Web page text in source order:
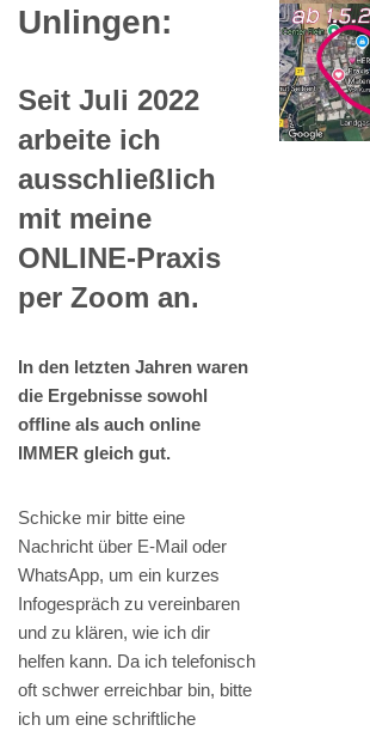
Unlingen:
Seit Juli 2022
arbeite ich
ausschließlich
mit meine
ONLINE-Praxis
per Zoom an.
In den letzten Jahren waren
die Ergebnisse sowohl
offline als auch online
IMMER gleich gut.
Schicke mir bitte eine
Nachricht über E-Mail oder
WhatsApp, um ein kurzes
Infogespräch zu vereinbaren
und zu klären, wie ich dir
helfen kann. Da ich telefonisch
oft schwer erreichbar bin, bitte
ich um eine schriftliche